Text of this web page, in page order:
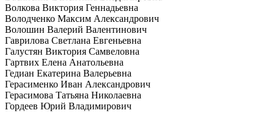
Волкова Виктория Геннадьевна
Володченко Максим Александрович
Волошин Валерий Валентинович
Гаврилова Светлана Евгеньевна
Галустян Виктория Самвеловна
Гартвих Елена Анатольевна
Гедиан Екатерина Валерьевна
Герасименко Иван Александрович
Герасимова Татьяна Николаевна
Гордеев Юрий Владимирович